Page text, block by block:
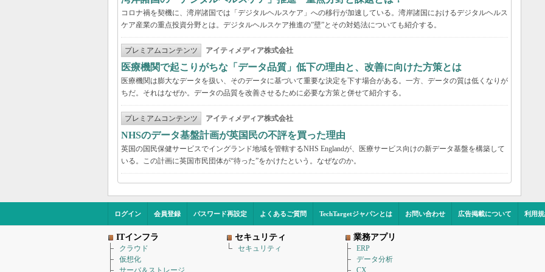
コロナ禍を契機に、湾岸諸国では「デジタルヘルスケア」への移行が加速している。湾岸諸国におけるデジタルヘルス
ケア産業の重点投資分野とは。デジタルヘルスケア推進の”壁”とその対処法についても紹介する。
プレミアムコンテンツ アイティメディア株式会社
医療機関で起こりがちな「データ品質」低下の理由と、改善に向けた方策とは
医療機関は膨大なデータを扱い、そのデータに基づいて重要な決定を下す場合がある。一方、データの質は低くなりが
ちだ。それはなぜか。データの品質を改善させるために必要な方策と併せて紹介する。
プレミアムコンテンツ アイティメディア株式会社
NHSのデータ基盤計画が英国民の不評を買った理由
英国の国民保健サービスでイングランド地域を管轄するNHS Englandが、医療サービス向けの新データ基盤を構築して
いる。この計画に英国市民団体が“待った”をかけたという。なぜなのか。
ログイン 会員登録 パスワード再設定 よくあるご質問 TechTargetジャパンとは お問い合わせ 広告掲載について 利用
ITインフラ
クラウド
仮想化
セキュリティ
セキュリティ
業務アプリ
ERP
データ分析